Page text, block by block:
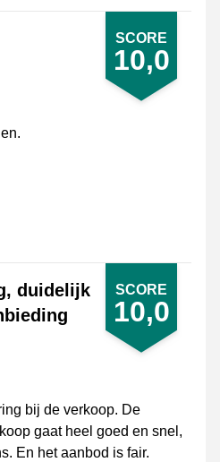
SCORE
10,0
SCORE
10,0
duidelijk
bij de verkoop. De
gaat heel goed en snel,
En het aanbod is fair.